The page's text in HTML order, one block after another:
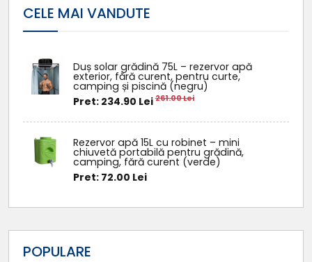
CELE MAI VANDUTE
Duș solar grădină 75L – rezervor apă
exterior, fără curent, pentru curte,
camping și piscină (negru)
Pret: 234.90 Lei261.00 Lei
Rezervor apă 15L cu robinet – mini
chiuvetă portabilă pentru grădină,
camping, fără curent (verde)
Pret: 72.00 Lei
POPULARE